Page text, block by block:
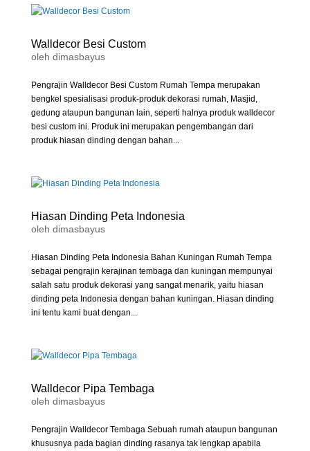
Walldecor Besi Custom
oleh dimasbayus
Pengrajin Walldecor Besi Custom Rumah Tempa merupakan
bengkel spesialisasi produk-produk dekorasi rumah, Masjid,
gedung ataupun bangunan lain, seperti halnya produk walldecor
besi custom ini. Produk ini merupakan pengembangan dari
produk hiasan dinding dengan bahan...
Hiasan Dinding Peta Indonesia
oleh dimasbayus
Hiasan Dinding Peta Indonesia Bahan Kuningan Rumah Tempa
sebagai pengrajin kerajinan tembaga dan kuningan mempunyai
salah satu produk dekorasi yang sangat menarik, yaitu hiasan
dinding peta Indonesia dengan bahan kuningan. Hiasan dinding
ini tentu kami buat dengan...
Walldecor Pipa Tembaga
oleh dimasbayus
Pengrajin Walldecor Tembaga Sebuah rumah ataupun bangunan
khususnya pada bagian dinding rasanya tak lengkap apabila